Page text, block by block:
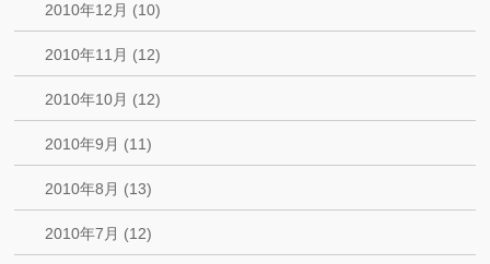
2010年12月 (10)
2010年11月 (12)
2010年10月 (12)
2010年9月 (11)
2010年8月 (13)
2010年7月 (12)